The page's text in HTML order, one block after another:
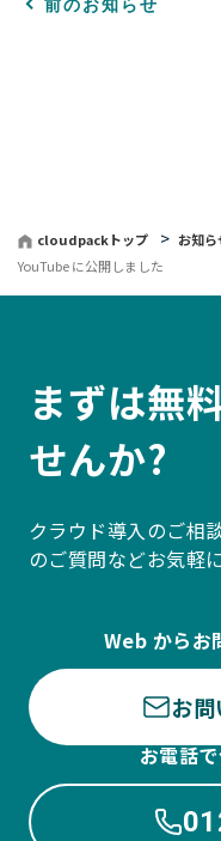
前のお知らせ
cloudpackトップ お知ら
YouTube に公開しました
まずは無
せんか?
クラウド導入のご相
のご質問などお気軽
Web から
お
お電話